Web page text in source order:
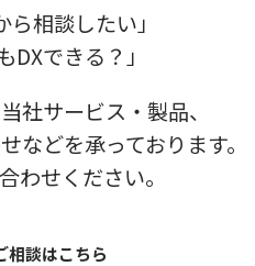
ら相談したい」
DXできる？」
社サービス・製品、
などを承っております。
わせください。
相談はこちら